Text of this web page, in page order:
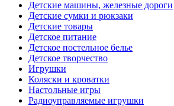
Детские машины, железные дороги
Детские сумки и рюкзаки
Детские товары
Детское питание
Детское постельное белье
Детское творчество
Игрушки
Коляски и кроватки
Настольные игры
Радиоуправляемые игрушки